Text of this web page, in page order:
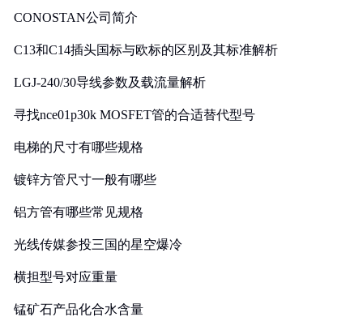
CONOSTAN公司简介
C13和C14插头国标与欧标的区别及其标准解析
LGJ-240/30导线参数及载流量解析
寻找nce01p30k MOSFET管的合适替代型号
电梯的尺寸有哪些规格
镀锌方管尺寸一般有哪些
铝方管有哪些常见规格
光线传媒参投三国的星空爆冷
横担型号对应重量
锰矿石产品化合水含量